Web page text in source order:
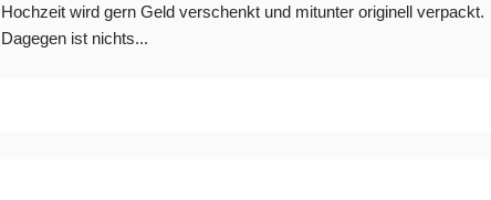
Hochzeit wird gern Geld verschenkt und mitunter originell verpackt.
Dagegen ist nichts...